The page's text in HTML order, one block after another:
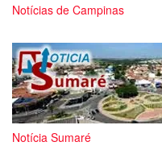
Notícias de Campinas
Notícia Sumaré